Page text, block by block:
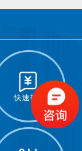
快速报价